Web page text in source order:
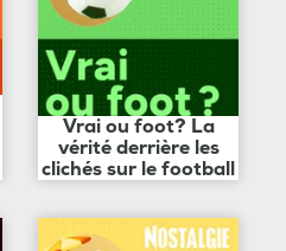
Vrai ou foot? La
vérité derrière les
clichés sur le football